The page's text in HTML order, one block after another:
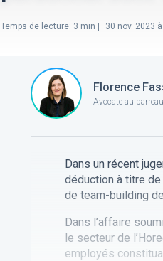
Temps de lecture: 3 min | 30 nov. 2023
Florence
Avocate au
Dans un récent
déduction à titre
de team-building
Dans l’affaire
le secteur de
employés